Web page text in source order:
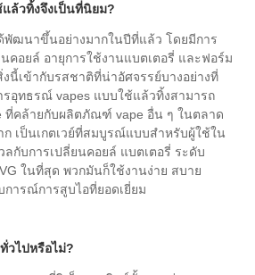
ล้วทิ้งจึงเป็นที่นิยม?
พัฒนาขึ้นอย่างมากในปีที่แล้ว โดยมีการ
คอยล์ อายุการใช้งานแบตเตอรี่ และฟอร์ม
นี้เข้ากับรสชาติที่น่าอัศจรรย์บางอย่างที่
รอุทธรณ์ vapes แบบใช้แล้วทิ้งสามารถ
ที่คล้ายกับผลิตภัณฑ์ vape อื่น ๆ ในตลาด
เป็นเกตเวย์ที่สมบูรณ์แบบสำหรับผู้ใช้ใน
ลกับการเปลี่ยนคอยล์ แบตเตอรี่ ระดับ
ในที่สุด พวกมันก็ใช้งานง่าย สบาย
การณ์การสูบไอที่ยอดเยี่ยม
วไปหรือไม่?